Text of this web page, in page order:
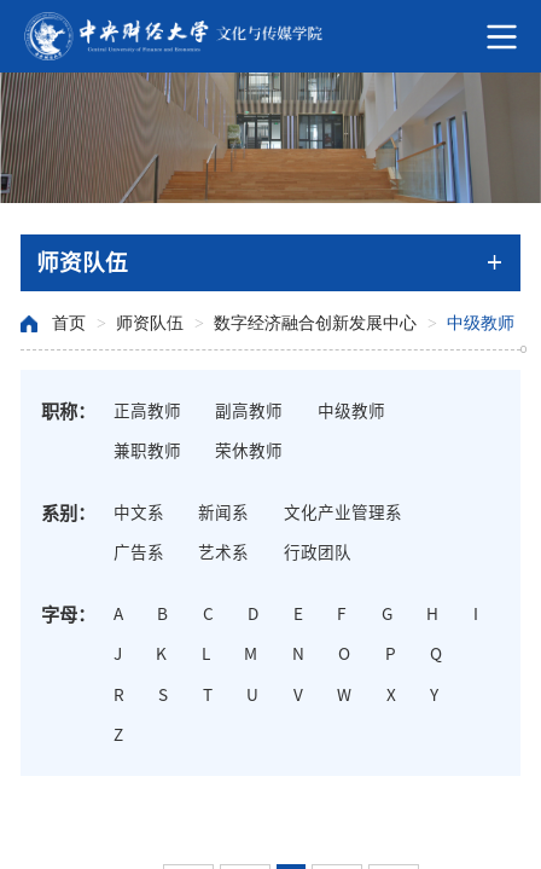
师资队伍
首页 > 师资队伍 > 数字经济融合创新发展中心 > 中级教师
职称： 正高教师 副高教师 中级教师
兼职教师 荣休教师
系别： 中文系 新闻系 文化产业管理系
广告系 艺术系 行政团队
字母： A B C D E F G H I
J K M N O P Q
R S T U V W X Y
Z